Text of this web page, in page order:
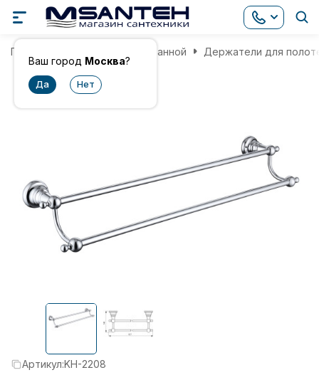
Ваш город Москва?
Главная Аксессуары для ванной Держатели для
Артикул:KH-2208